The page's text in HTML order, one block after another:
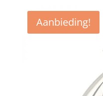
Aanbieding!